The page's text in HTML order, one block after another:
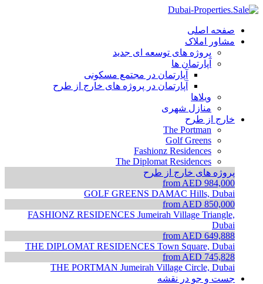
صفحه اصلی
مشاور املاک
پروژه های توسعه ای جدید
آپارتمان ها
آپارتمان در مجتمع مسکونی
آپارتمان در پروژه های خارج از طرح
ویلاها
منازل شهری
خارج از طرح
The Portman
Golf Greens
Fashionz Residences
The Diplomat Residences
پروژه های خارج از طرح
from AED 984,000
GOLF GREENS DAMAC Hills, Dubai
from AED 850,000
FASHIONZ RESIDENCES Jumeirah Village Triangle,
Dubai
from AED 649,888
THE DIPLOMAT RESIDENCES Town Square, Dubai
from AED 745,828
THE PORTMAN Jumeirah Village Circle, Dubai
جست و جو در نقشه